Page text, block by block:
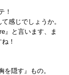
！
感じでしょうか。
』と言います、ま
！
隠す』もの。